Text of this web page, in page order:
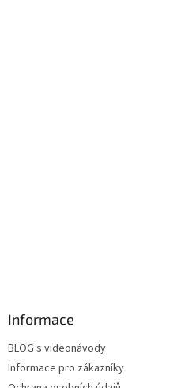
Informace
BLOG s videonávody
Informace pro zákazníky